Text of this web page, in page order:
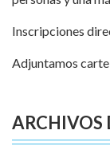
Inscripciones
Adjuntamos
ARCHIVOS